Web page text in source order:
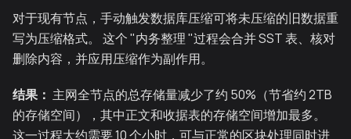
对于现有节点，手动触发数据库压缩可将未压缩的旧数据重
写为压缩格式。 这个 "内务整理 "过程会合并 SST 表、核对
删除内容，并应用压缩作为副作用。
结果： 主网全节点的总存储量减少了约 50%（节省约 2TB
的存储空间），其中正文和收据表的存储空间增加最多。
这一过程大约需要 10 个小时，可与正常的区块处理同时进